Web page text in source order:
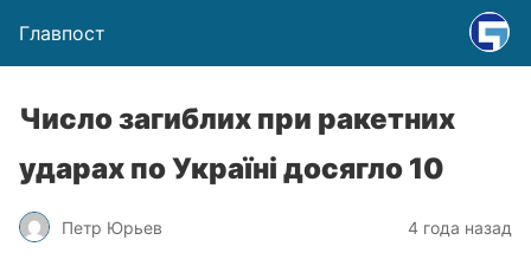
Главпост
Число загиблих при ракетних
ударах по Україні досягло 10
Петр Юрьев 4 года назад